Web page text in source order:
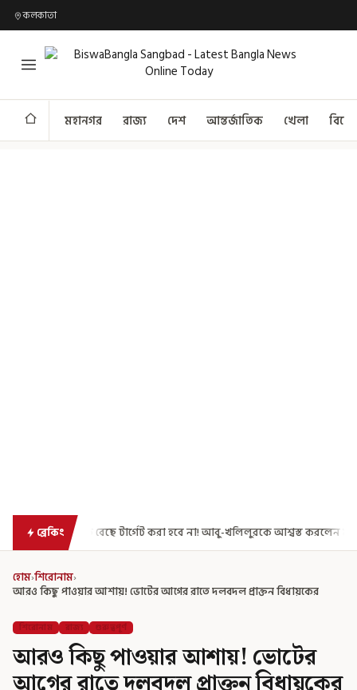
কলকাতা
মহানগর রাজ্য দেশ আন্তর্জাতিক খেলা
ব্রেকিং
করা হবে না! আবু-খলিলুরকে আশ্বস্ত করলেন মুখ্যমন্ত্রী এগিয়ে গেল
হোম›শিরোনাম›
আরও কিছু পাওয়ার আশায়! ভোটের আগের রাতে দলবদল প্রাক্তন বিধায়কের
শিরোনাম রাজ্য গুরুত্বপূর্ণ
আরও কিছু পাওয়ার আশায়! ভোটের